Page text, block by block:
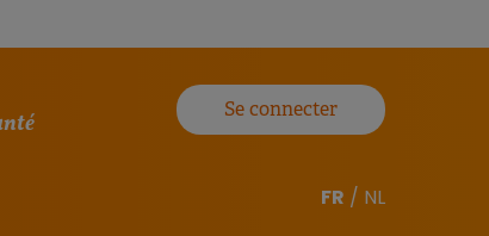
Se connecter
FR / NL